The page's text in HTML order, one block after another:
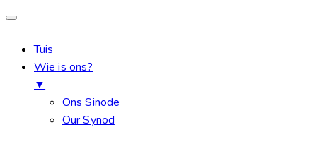
Tuis
Wie is ons?
▼
Ons Sinode
Our Synod